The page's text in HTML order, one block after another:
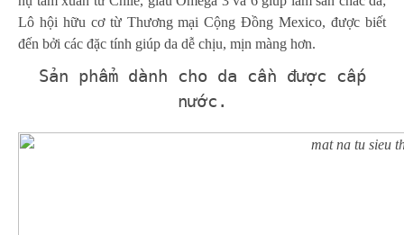
Lô hội hữu cơ từ Thương mại Cộng Đồng Mexico, được biết
đến bởi các đặc tính giúp da dễ chịu, mịn màng hơn.
Sản phẩm dành cho da cần được cấp
nước.